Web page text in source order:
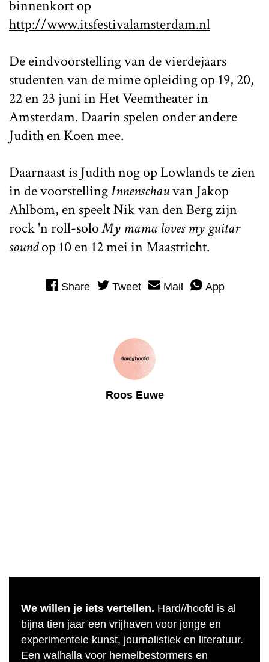
binnenkort op
http://www.itsfestivalamsterdam.nl
De eindvoorstelling van de vierdejaars
studenten van de mime opleiding op 19, 20,
22 en 23 juni in Het Veemtheater in
Amsterdam. Daarin spelen onder andere
Judith en Koen mee.
Daarnaast is Judith nog op Lowlands te zien
in de voorstellingInnenschauvan Jakop
Ahlbom, en speelt Nik van den Berg zijn
rock 'n roll-soloMy mama loves my guitar
soundop 10 en 12 mei in Maastricht.
Share Tweet Mail App
Roos Euwe
We willen je iets vertellen. Hard//hoofd is al
bijna tien jaar een vrijhaven voor jonge en
experimentele kunst, journalistiek en literatuur.
Een walhalla voor hemelbestormers en